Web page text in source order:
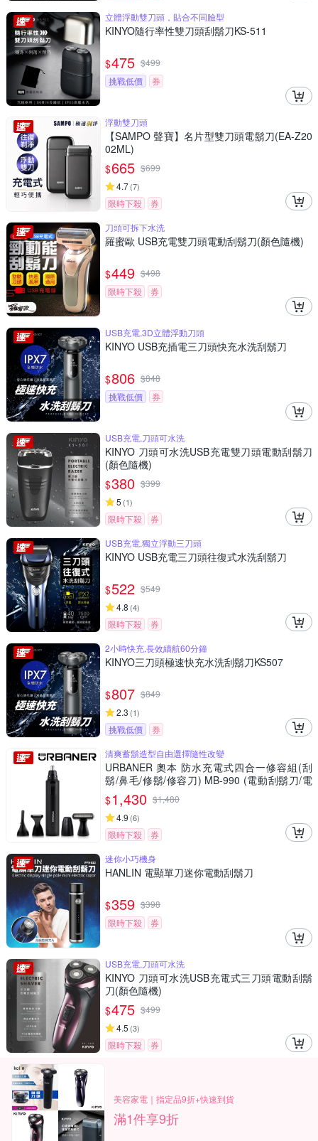
立體浮動雙刀頭，貼合不同臉型
KINYO隨行率性雙刀頭刮鬍刀KS-511
$475 $499
挑戰低價
券
浮動雙刀頭
【SAMPO 聲寶】名片型雙刀頭電鬍刀(EA-Z20
02ML)
$665 $699
4.7(7)
限時下殺
券
刀頭可拆下水洗
羅蜜歐 USB充電雙刀頭電動刮鬍刀(顏色隨機)
$449 $498
限時下殺
券
USB充電,3D立體浮動刀頭
KINYO USB充插電三刀頭快充水洗刮鬍刀
$806 $848
挑戰低價
券
USB充電,刀頭可水洗
KINYO 刀頭可水洗USB充電雙刀頭電動刮鬍刀
(顏色隨機)
$380 $399
5 (1)
限時下殺
券
USB充電,獨立浮動三刀頭
KINYO USB充電三刀頭往復式水洗刮鬍刀
$522 $549
4.8 (4)
限時下殺
券
2小時快充,長效續航60分鐘
KINYO三刀頭極速快充水洗刮鬍刀KS507
$807 $849
2.3 (1)
挑戰低價
券
清爽蓄鬍造型自由選擇隨性改變
URBANER 奧本 防水充電式四合一修容組(刮
鬍/鼻毛/修鬍/修容刀) MB-990 (電動刮鬍刀/電
動鼻毛刀/電動鼻毛剪/鼻毛/鼻毛修剪器/電動鼻
毛修剪器/修鬍刀)
$1,430 $1,480
4.9 (6)
限時下殺
券
迷你小巧機身
HANLIN 電顯單刀迷你電動刮鬍刀
$359 $398
限時下殺
券
USB充電,刀頭可水洗
KINYO 刀頭可水洗USB充電式三刀頭電動刮鬍
刀(顏色隨機)
$475 $499
4.5 (3)
限時下殺 券
美容家電｜指定品9折+快速到貨
滿1件享9折